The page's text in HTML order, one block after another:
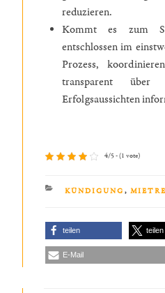
reduzieren.
Kommt es zum
entschlossen im
Prozess,
transparent
Erfolgsaussichten
4/5 - (1 vote)
KATEGORIEN
KÜNDIGUNG ,
teilen teilen
E-Mail